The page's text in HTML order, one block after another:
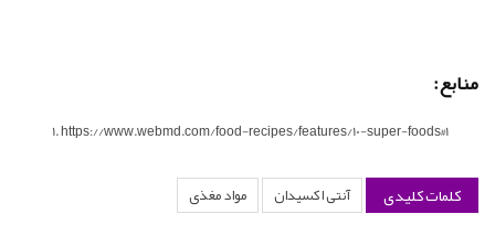
منابع:
https://www.webmd.com/food-recipes/features/10-super-foods#1
کلمات کلیدی آنتی اکسیدان مواد مغذی